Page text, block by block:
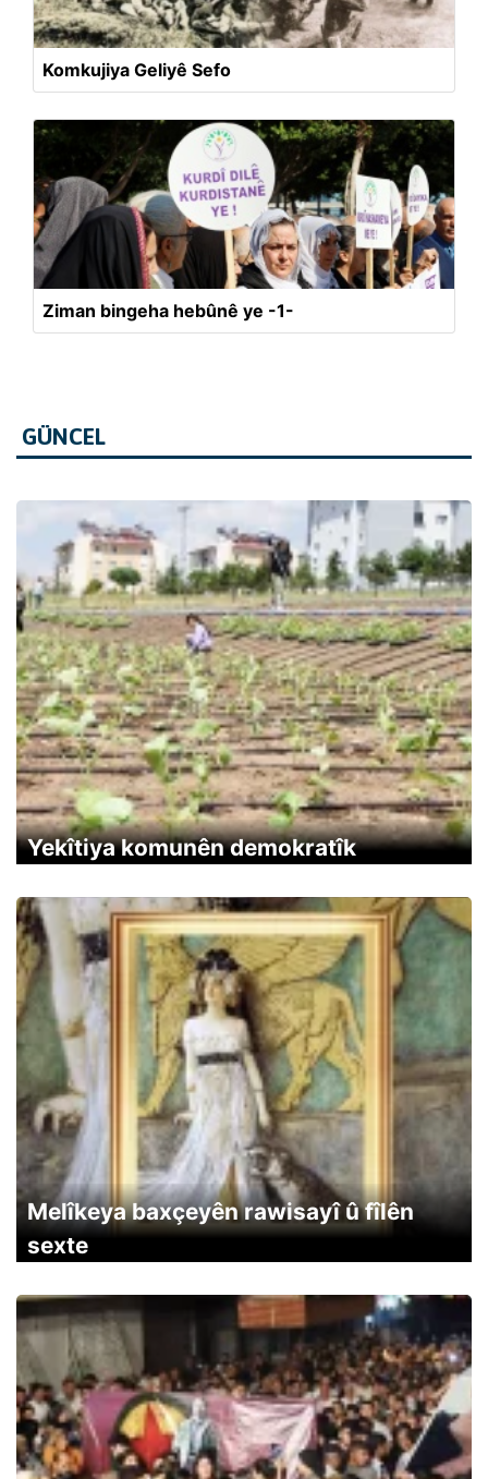
Komkujiya Geliyê Sefo
Ziman bingeha hebûnê ye -1-
GÜNCEL
Yekîtiya komunên demokratîk
Melîkeya baxçeyên rawisayî û fîlên
sexte